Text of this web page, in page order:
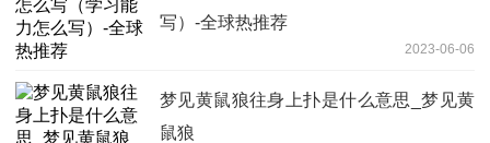
写）-全球热推荐
2023-06-06
梦见黄鼠狼往身上扑是什么意思_梦见黄
鼠狼